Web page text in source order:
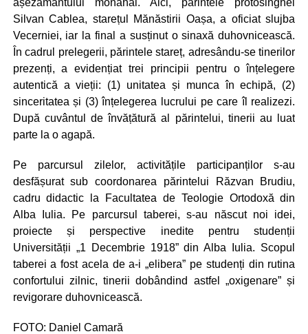
așezământului monahal. Aici, părintele protosinghel
Silvan Cablea, starețul Mănăstirii Oașa, a oficiat slujba
Vecerniei, iar la final a susținut o sinaxă duhovnicească.
În cadrul prelegerii, părintele stareț, adresându-se tinerilor
prezenți, a evidențiat trei principii pentru o înțelegere
autentică a vieții: (1) unitatea și munca în echipă, (2)
sinceritatea și (3) înțelegerea lucrului pe care îl realizezi.
După cuvântul de învățătură al părintelui, tinerii au luat
parte la o agapă.
Pe parcursul zilelor, activitățile participanților s-au
desfășurat sub coordonarea părintelui Răzvan Brudiu,
cadru didactic la Facultatea de Teologie Ortodoxă din
Alba Iulia. Pe parcursul taberei, s-au născut noi idei,
proiecte și perspective inedite pentru studenții
Universității „1 Decembrie 1918” din Alba Iulia. Scopul
taberei a fost acela de a-i „elibera” pe studenți din rutina
confortului zilnic, tinerii dobândind astfel „oxigenare” și
revigorare duhovnicească.
FOTO: Daniel Camară